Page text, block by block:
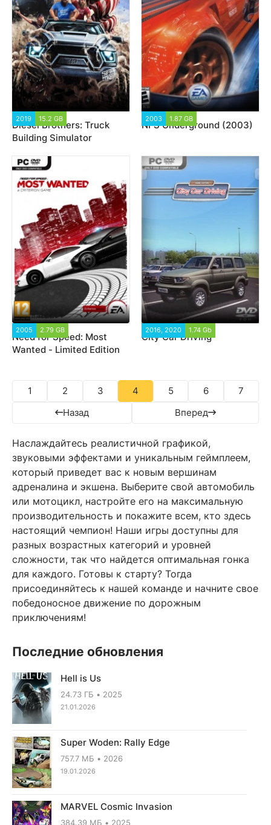
2019 15.2 GB
Diesel Brothers: Truck
Building Simulator
2003 1.87 GB
NFS Underground (2003)
2005 2.79 GB
Need for Speed: Most
Wanted - Limited Edition
2016, 2020 1.74 Gb
City Car Driving
Назад
1 2 3 4 5 6
7
Вперед
Наслаждайтесь реалистичной графикой,
звуковыми эффектами и уникальным геймплеем,
который приведет вас к новым вершинам
адреналина и экшена. Выберите свой автомобиль
или мотоцикл, настройте его на максимальную
производительность и покажите всем, кто здесь
настоящий чемпион! Наши игры доступны для
разных возрастных категорий и уровней
сложности, так что найдется оптимальная гонка
для каждого. Готовы к старту? Тогда
присоединяйтесь к нашей команде и начните свое
победоносное движение по дорожным
приключениям!
Последние обновления
Hell is Us
24.73 ГБ 2025
21.01.2026
Super Woden: Rally Edge
757.7 МБ 2026
19.01.2026
MARVEL Cosmic Invasion
384.39 МБ 2025